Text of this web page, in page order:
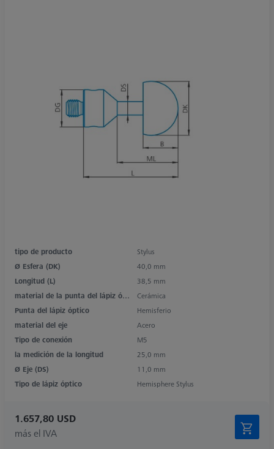
tipo de producto
Stylus
Ø Esfera (DK)
40,0 mm
Longitud (L)
38,5 mm
material de la punta del lápiz óptico
Cerámica
Punta del lápiz óptico
Hemisferio
material del eje
Acero
Tipo de conexión
M5
la medición de la longitud
25,0 mm
Ø Eje (DS)
11,0 mm
Tipo de lápiz óptico
Hemisphere Stylus
1.657,80 USD
más el IVA